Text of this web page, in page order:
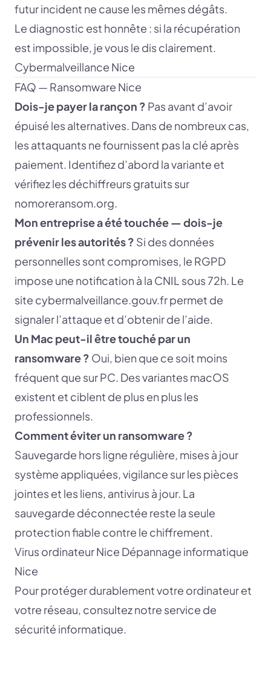
futur incident ne cause les mêmes dégâts.
Le diagnostic est honnête : si la récupération
est impossible, je vous le dis clairement.
Cybermalveillance Nice
FAQ — Ransomware Nice
Dois-je payer la rançon ? Pas avant d’avoir
épuisé les alternatives. Dans de nombreux cas,
les attaquants ne fournissent pas la clé après
paiement. Identifiez d’abord la variante et
vérifiez les déchiffreurs gratuits sur
nomoreransom.org.
Mon entreprise a été touchée — dois-je
prévenir les autorités ? Si des données
personnelles sont compromises, le RGPD
impose une notification à la CNIL sous 72h. Le
site cybermalveillance.gouv.fr permet de
signaler l’attaque et d’obtenir de l’aide.
Un Mac peut-il être touché par un
ransomware ? Oui, bien que ce soit moins
fréquent que sur PC. Des variantes macOS
existent et ciblent de plus en plus les
professionnels.
Comment éviter un ransomware ?
Sauvegarde hors ligne régulière, mises à jour
système appliquées, vigilance sur les pièces
jointes et les liens, antivirus à jour. La
sauvegarde déconnectée reste la seule
protection fiable contre le chiffrement.
Virus ordinateur Nice Dépannage informatique
Nice
Pour protéger durablement votre ordinateur et
votre réseau, consultez notre service de
sécurité informatique.